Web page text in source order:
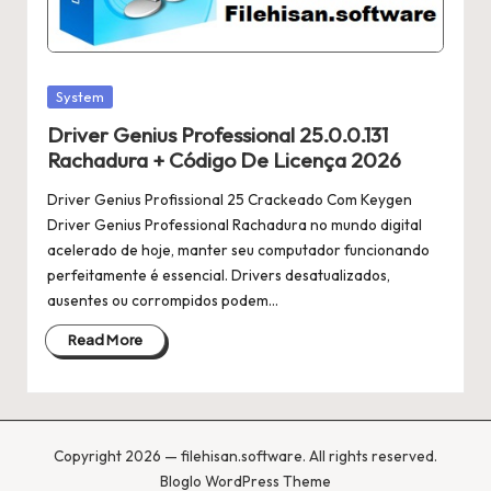
Posted
System
Driver Genius Professional 25.0.0.131
Rachadura + Código De Licença 2026
Driver Genius Profissional 25 Crackeado Com Keygen
Driver Genius Professional Rachadura no mundo digital
acelerado de hoje, manter seu computador funcionando
perfeitamente é essencial. Drivers desatualizados,
ausentes ou corrompidos podem…
Read More
Copyright 2026 — filehisan.software. All rights reserved.
Bloglo WordPress Theme